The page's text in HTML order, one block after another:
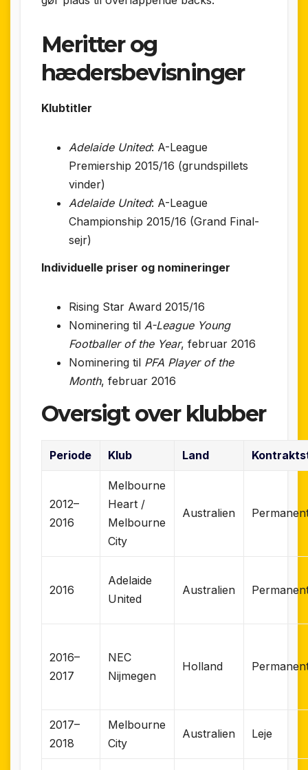
Meritter og
hædersbevisninger
Klubtitler
Adelaide United: A-League
Premiership 2015/16 (grundspillets
vinder)
Adelaide United: A-League
Championship 2015/16 (Grand Final-
sejr)
Individuelle priser og nomineringer
Rising Star Award 2015/16
Nominering til A-League Young
Footballer of the Year, februar 2016
Nominering til PFA Player of the
Month, februar 2016
Oversigt over klubber
Periode Klub Land
2012–
2016
Melbourne
Heart /
Melbourne
City
Australien
2016
Adelaide
United
Australien
2016–
2017
NEC
Nijmegen
Holland
2017–
2018
Melbourne
City
Australien Leje